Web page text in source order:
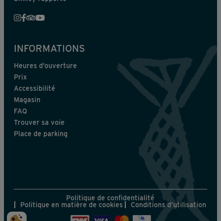
INFORMATIONS
Heures d’ouverture
Prix
Accessibilité
Magasin
FAQ
Trouver sa voie
Place de parking
Politique de confidentialité
Politique en matière de cookies
Conditions d’utilisation